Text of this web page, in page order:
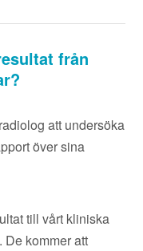
från
att undersöka
över sina
till vårt kliniska
De kommer att